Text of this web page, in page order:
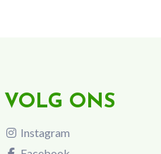
VOLG ONS
Instagram